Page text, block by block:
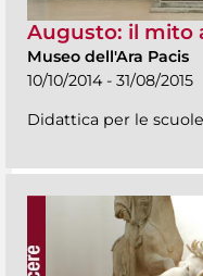
Augusto: il mito
Museo dell'Ara Pacis
10/10/2014 - 31/08/2015
Didattica per le scuole